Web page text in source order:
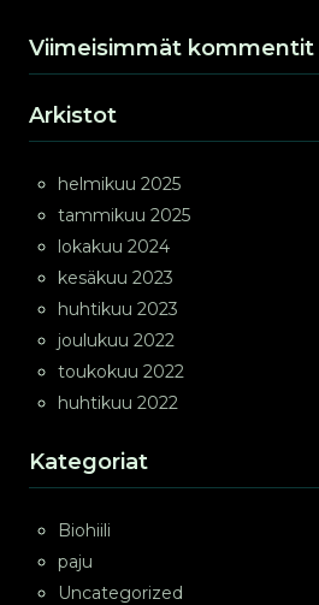
Viimeisimmät kommentit
Arkistot
helmikuu 2025
tammikuu 2025
lokakuu 2024
kesäkuu 2023
huhtikuu 2023
joulukuu 2022
toukokuu 2022
huhtikuu 2022
Kategoriat
Biohiili
paju
Uncategorized